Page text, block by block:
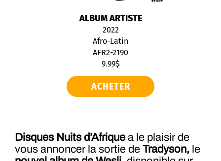
ALBUM ARTISTE
2022
Afro-Latin
AFR2-2190
9.99$
ACHETER
Disques Nuits d’Afrique a le plaisir de
vous annoncer la sortie de Tradyson, le